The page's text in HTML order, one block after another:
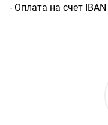
- Оплата на счет IBAN